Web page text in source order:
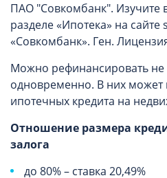
ПАО "Совкомбанк". Изучите
разделе «Ипотека» на
«Совкомбанк». Ген.
Можно рефинансировать не
одновременно. В них может
ипотечных кредита на
Отношение размера
залога
до 80% – ставка 20,49%